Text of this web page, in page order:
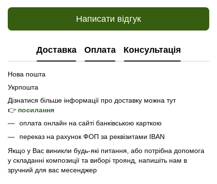
Написати відгук
Доставка Оплата Консультація
Нова пошта
Укрпошта
Дізнатися більше інформації про доставку можна тут
👉 посилання
оплата онлайн на сайті банківською карткою
переказ на рахунок ФОП за реквізитами IBAN
Якщо у Вас виникли будь-які питання, або потрібна допомога
у складанні композиції та виборі троянд, напишіть нам в
зручний для вас месенджер